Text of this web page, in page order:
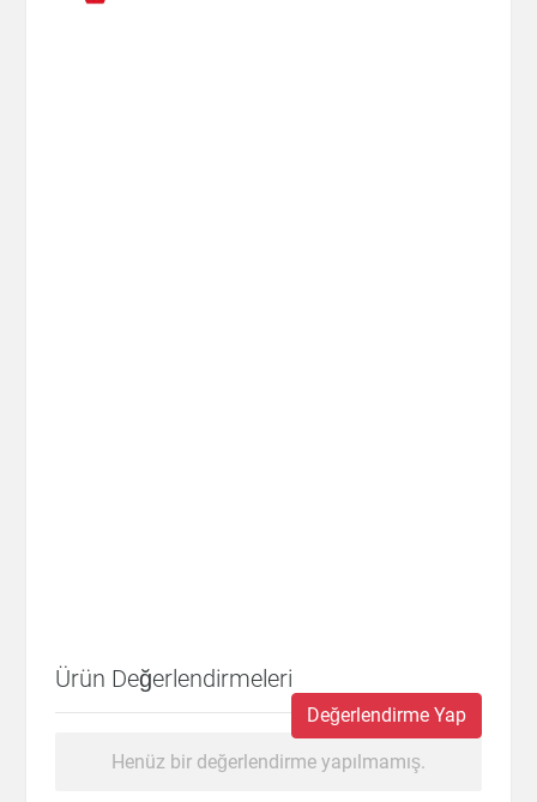
Ürün Değerlendirmeleri
Değerlendirme Yap
Henüz bir değerlendirme yapılmamış.